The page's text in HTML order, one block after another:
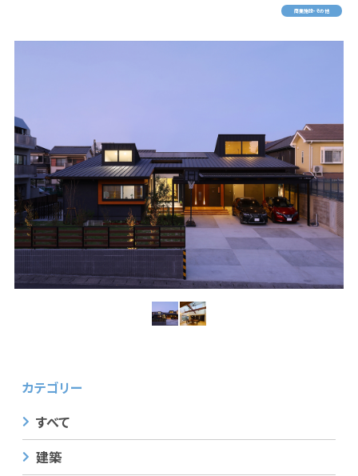
商業施設・その他
カテゴリー
すべて
建築